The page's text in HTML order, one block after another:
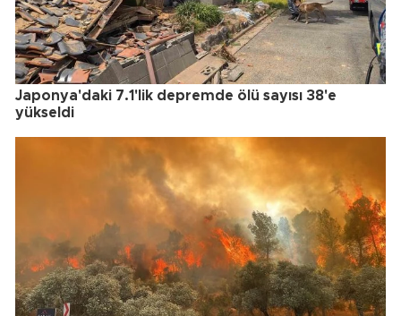
Japonya'daki 7.1'lik depremde ölü sayısı 38'e
yükseldi